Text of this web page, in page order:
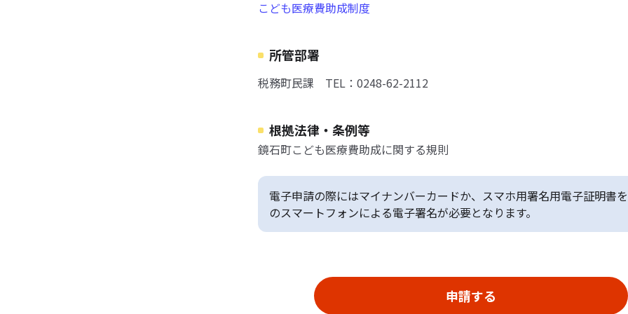
こども医療費助成制度
所管部署
税務町民課 TEL：0248-62-2112
根拠法律・条例等
鏡石町こども医療費助成に関する規則
電子申請の際にはマイナンバーカードか、スマホ用署名用電子証明書
のスマートフォンによる電子署名が必要となります。